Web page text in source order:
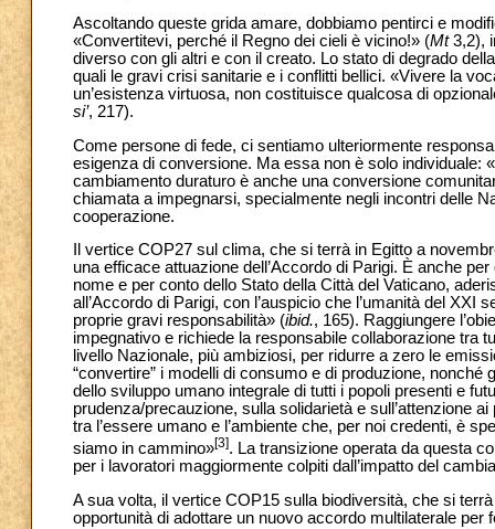
Ascoltando queste grida amare, dobbiamo pentirci e
«Convertitevi, perché il Regno dei cieli è vicino!» (Mt3,2),
diverso con gli altri e con il creato. Lo stato di degrado
quali le gravi crisi sanitarie e i conflitti bellici. «Vivere la
un’esistenza virtuosa, non costituisce qualcosa di
si’, 217).
Come persone di fede, ci sentiamo ulteriormente
esigenza di conversione. Ma essa non è solo individuale:
cambiamento duraturo è anche una conversione
chiamata a impegnarsi, specialmente negli incontri delle
cooperazione.
Il vertice COP27 sul clima, che si terrà in Egitto a
una efficace attuazione dell’Accordo di Parigi. È anche
nome e per conto dello Stato della Città del Vaticano,
all’Accordo di Parigi, con l’auspicio che l’umanità del
proprie gravi responsabilità» (ibid., 165). Raggiungere
impegnativo e richiede la responsabile collaborazione tra
livello Nazionale, più ambiziosi, per ridurre a zero le
“convertire” i modelli di consumo e di produzione,
dello sviluppo umano integrale di tutti i popoli presenti e
prudenza/precauzione, sulla solidarietà e sull’attenzione
tra l’essere umano e l’ambiente che, per noi credenti, è
siamo in cammino»[3]. La transizione operata da questa
per i lavoratori maggiormente colpiti dall’impatto del
A sua volta, il vertice COP15 sulla biodiversità, che si
opportunità di adottare un nuovo accordo multilaterale